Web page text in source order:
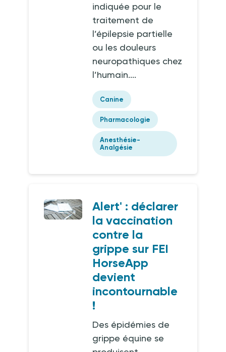
indiquée pour le
traitement de
l’épilepsie partielle
ou les douleurs
neuropathiques chez
l’humain....
Canine
Pharmacologie
Anesthésie-
Analgésie
Alert' : déclarer
la vaccination
contre la
grippe sur FEI
HorseApp
devient
incontournable
!
Des épidémies de
grippe équine se